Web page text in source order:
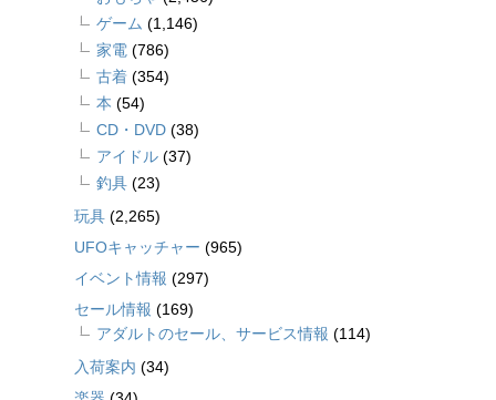
ゲーム (1,146)
家電 (786)
古着 (354)
本 (54)
CD・DVD (38)
アイドル (37)
釣具 (23)
玩具 (2,265)
UFOキャッチャー (965)
イベント情報 (297)
セール情報 (169)
アダルトのセール、サービス情報 (114)
入荷案内 (34)